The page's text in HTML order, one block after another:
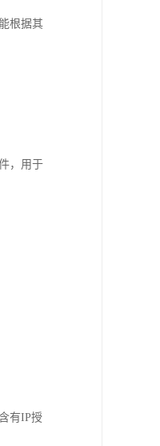
根据其
，用于
有IP授